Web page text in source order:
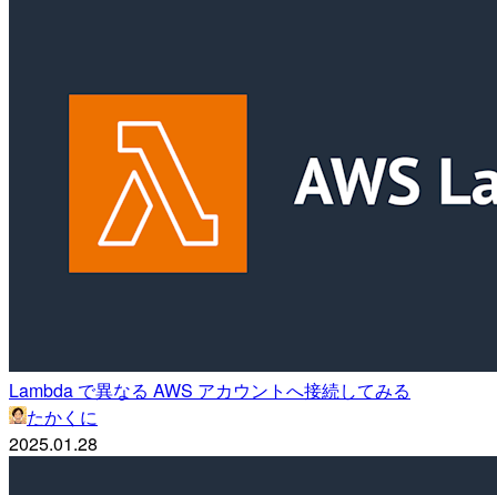
Lambda で異なる AWS アカウントへ接続してみる
たかくに
2025.01.28